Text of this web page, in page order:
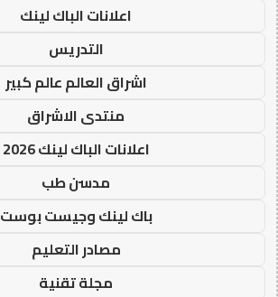
اعلانات الباك لينك
التدريس
اشراق العالم عالم كبير
منتدى الاشراق
اعلانات الباك لينك 2026
مدسن طب
باك لينك وجيست بوست
مصادر التعليم
مجلة تقنية